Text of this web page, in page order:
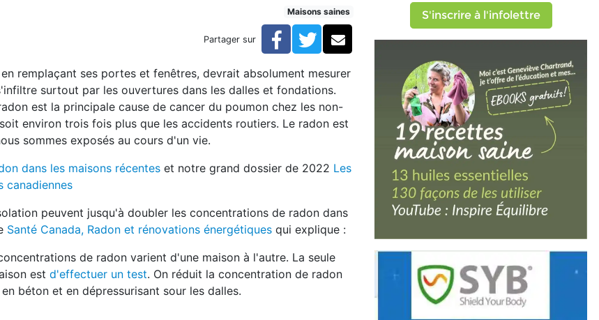
de radon
doubler les concentrations de radon
Maisons saines
Partager sur Facebook
TwitterCourriel
remplaçant ses portes et fenêtres, devrait absolument mesurer
surtout par les ouvertures dans les dalles et fondations.
est la principale cause de cancer du poumon chez les non-
environ trois fois plus que les accidents routiers. Le radon est
sommes exposés au cours d'un vie.
dans les maisons récentes et notre grand dossier de 2022 Les
canadiennes
peuvent jusqu'à doubler les concentrations de radon dans
Santé Canada, Radon et rénovations énergétiques qui explique :
de radon varient d'une maison à l'autre. La seule
est d'effectuer un test. On réduit la concentration de radon
béton et en dépressurisant sour les dalles.
S'inscrire à l'infolettre